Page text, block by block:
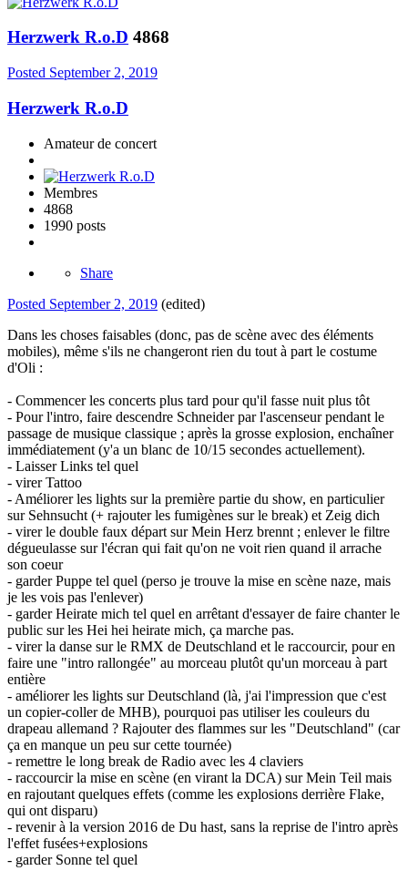
Herzwerk R.o.D 4868
Posted September 2, 2019
Herzwerk R.o.D
Amateur de concert
Membres
4868
1990 posts
Share
Posted September 2, 2019 (edited)
Dans les choses faisables (donc, pas de scène avec des éléments
mobiles), même s'ils ne changeront rien du tout à part le costume
d'Oli :
- Commencer les concerts plus tard pour qu'il fasse nuit plus tôt
- Pour l'intro, faire descendre Schneider par l'ascenseur pendant le
passage de musique classique ; après la grosse explosion, enchaîner
immédiatement (y'a un blanc de 10/15 secondes actuellement).
- Laisser Links tel quel
- virer Tattoo
- Améliorer les lights sur la première partie du show, en particulier
sur Sehnsucht (+ rajouter les fumigènes sur le break) et Zeig dich
- virer le double faux départ sur Mein Herz brennt ; enlever le filtre
dégueulasse sur l'écran qui fait qu'on ne voit rien quand il arrache
son coeur
- garder Puppe tel quel (perso je trouve la mise en scène naze, mais
je les vois pas l'enlever)
- garder Heirate mich tel quel en arrêtant d'essayer de faire chanter le
public sur les Hei hei heirate mich, ça marche pas.
- virer la danse sur le RMX de Deutschland et le raccourcir, pour en
faire une "intro rallongée" au morceau plutôt qu'un morceau à part
entière
- améliorer les lights sur Deutschland (là, j'ai l'impression que c'est
un copier-coller de MHB), pourquoi pas utiliser les couleurs du
drapeau allemand ? Rajouter des flammes sur les "Deutschland" (car
ça en manque un peu sur cette tournée)
- remettre le long break de Radio avec les 4 claviers
- raccourcir la mise en scène (en virant la DCA) sur Mein Teil mais
en rajoutant quelques effets (comme les explosions derrière Flake,
qui ont disparu)
- revenir à la version 2016 de Du hast, sans la reprise de l'intro après
l'effet fusées+explosions
- garder Sonne tel quel